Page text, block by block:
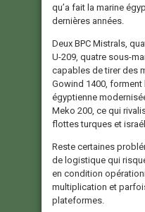
qu’a fait la marine
dernières années.
Deux BPC Mistrals,
U-209, quatre sous-
capables de tirer des
Gowind 1400, forment
égyptienne
Meko 200, ce qui
flottes turques et
Reste certaines
de logistique qui
en condition
multiplication et
plateformes.